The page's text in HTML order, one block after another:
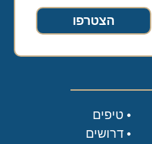
הצטרפו
טיפים
דרושים